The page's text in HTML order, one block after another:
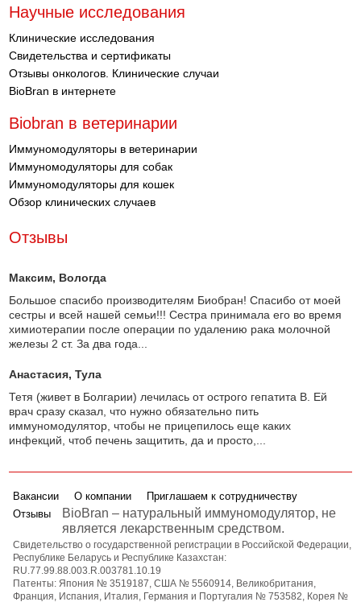
Научные исследования
Клинические исследования
Свидетельства и сертификаты
Отзывы онкологов. Клинические случаи
BioBran в интернете
Biobran в ветеринарии
Иммуномодуляторы в ветеринарии
Иммуномодуляторы для собак
Иммуномодуляторы для кошек
Обзор клинических случаев
Отзывы
Максим, Вологда
Большое спасибо производителям Биобран! Спасибо от моей
сестры и всей нашей семьи!!! Сестра принимала его во время
химиотерапии после операции по удалению рака молочной
железы 2 ст. За два года...
Анастасия, Тула
Тетя (живет в Болгарии) лечилась от острого гепатита В. Ей
врач сразу сказал, что нужно обязательно пить
иммуномодулятор, чтобы не прицепилось еще каких
инфекций, чтоб печень защитить, да и просто,...
Вакансии О компании
Приглашаем к сотрудничеству
Отзывы
BioBran – натуральный иммуномодулятор, не
является лекарственным средством.
Свидетельство о государственной регистрации в Российской Федерации,
Республике Беларусь и Республике Казахстан:
RU.77.99.88.003.R.003781.10.19
Патенты: Япония № 3519187, США № 5560914, Великобритания,
Франция, Испания, Италия, Германия и Португалия № 753582, Корея №